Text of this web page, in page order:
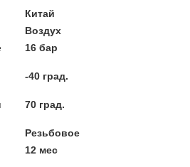
Китай
Воздух
16 бар
-40 град.
70 град.
Резьбовое
12 мес